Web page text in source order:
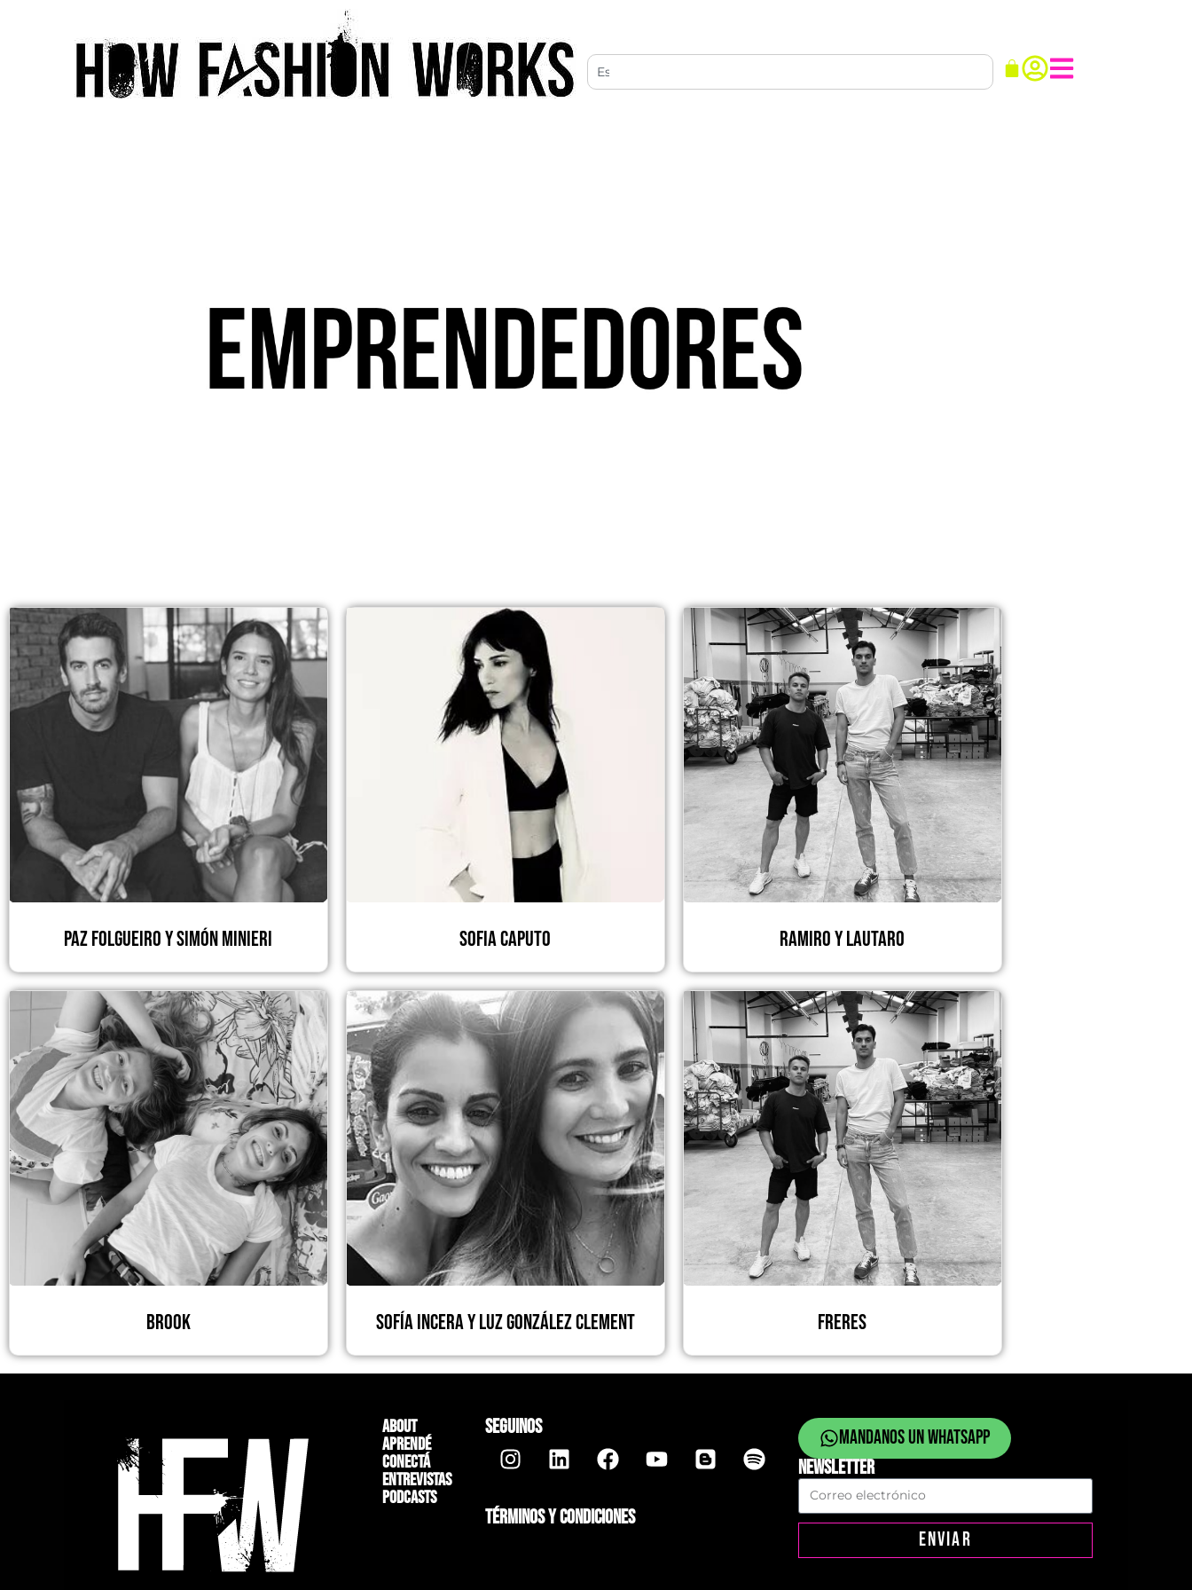
Paz Folgueiro y Simón Minieri Sofia Caputo Ramiro y Lautaro
Brook Sofía Incera y Luz González Clement FRERES
About
Aprendé
Conectá
Entrevistas
Podcasts
SEGUINOS
TÉRMINOS Y CONDICIONES
Mandanos un whatsapp
NEWSLETTER
ENVIAR